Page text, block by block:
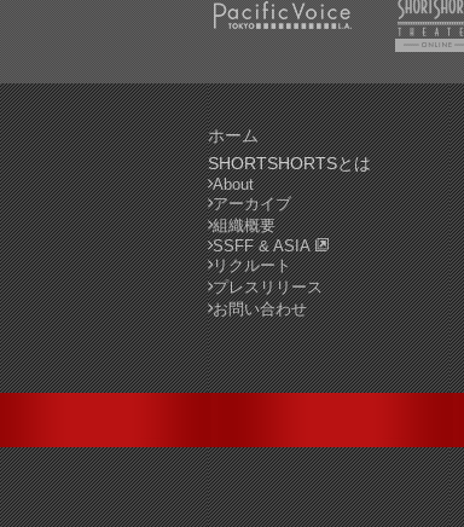
ホーム
SHORTSHORTSとは
About
アーカイブ
組織概要
SSFF & ASIA
リクルート
プレスリリース
お問い合わせ